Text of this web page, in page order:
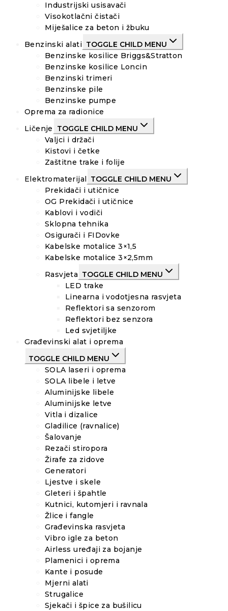
Industrijski usisavači
Visokotlačni čistači
Miješalice za beton i žbuku
Benzinski alati TOGGLE CHILD MENU
Benzinske kosilice Briggs&Stratton
Benzinske kosilice Loncin
Benzinski trimeri
Benzinske pile
Benzinske pumpe
Oprema za radionice
Ličenje
TOGGLE CHILD MENU
Valjci i držači
Kistovi i četke
Zaštitne trake i folije
Elektromaterijal
TOGGLE CHILD MENU
Prekidači i utičnice
OG Prekidači i utičnice
Kablovi i vodiči
Sklopna tehnika
Osigurači i FIDovke
Kabelske motalice 3×1,5
Kabelske motalice 3×2,5mm
Rasvjeta TOGGLE CHILD MENU
LED trake
Linearna i vodotjesna rasvjeta
Reflektori sa senzorom
Reflektori bez senzora
Led svjetiljke
Građevinski alat i oprema
TOGGLE CHILD MENU
SOLA laseri i oprema
SOLA libele i letve
Aluminijske libele
Aluminijske letve
Vitla i dizalice
Gladilice (ravnalice)
Šalovanje
Rezači stiropora
Žirafe za zidove
Generatori
Ljestve i skele
Gleteri i špahtle
Kutnici, kutomjeri i ravnala
Žlice i fangle
Građevinska rasvjeta
Vibro igle za beton
Airless uređaji za bojanje
Plamenici i oprema
Kante i posude
Mjerni alati
Strugalice
Sjekači i špice za bušilicu